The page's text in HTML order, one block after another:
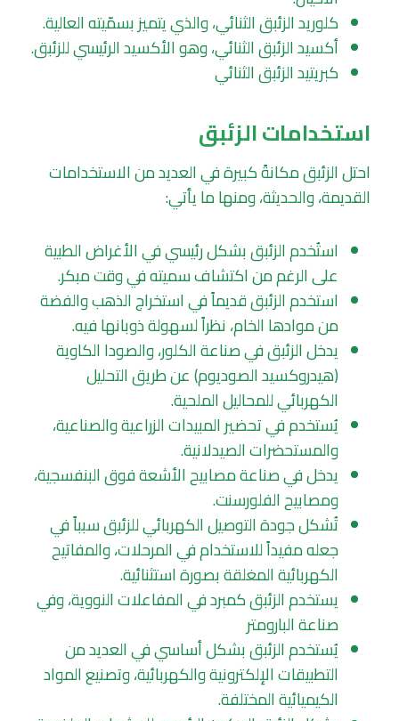
كلوريد الزئبق الثنائي، والذي يتميز بسمّيته العالية.
أكسيد الزئبق الثنائي، وهو الأكسيد الرئيسي للزئبق.
كبريتيد الزئبق الثنائي
استخدامات الزئبق
احتل الزئبق مكانةً كبيرة في العديد من الاستخدامات
القديمة، والحديثة، ومنها ما يأتي:
استُخدم الزئبق بشكل رئيسي في الأغراض الطبية
على الرغم من اكتشاف سميته في وقت مبكر.
استخدم الزئبق قديماً في استخراج الذهب والفضة
من موادها الخام، نظراً لسهولة ذوبانها فيه.
يدخل الزئبق في صناعة الكلور، والصودا الكاوية
(هيدروكسيد الصوديوم) عن طريق التحليل
الكهربائي للمحاليل الملحية.
يُستخدم في تحضير المبيدات الزراعية والصناعية،
والمستحضرات الصيدلانية.
يدخل في صناعة مصابيح الأشعة فوق البنفسجية،
ومصابيح الفلورسنت.
تُشكل جودة التوصيل الكهربائي للزئبق سبباً في
جعله مفيداً للاستخدام في المرحلات، والمفاتيح
الكهربائية المغلقة بصورة استثنائية.
يستخدم الزئبق كمبرد في المفاعلات النووية، وفي
صناعة البارومتر
يُستخدم الزئبق بشكل أساسي في العديد من
التطبيقات الإلكترونية والكهربائية، وتصنيع المواد
الكيميائية المختلفة.